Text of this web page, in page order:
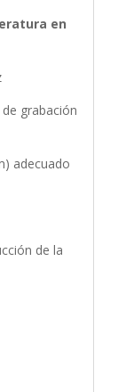
en
grabación
adecuado
de la